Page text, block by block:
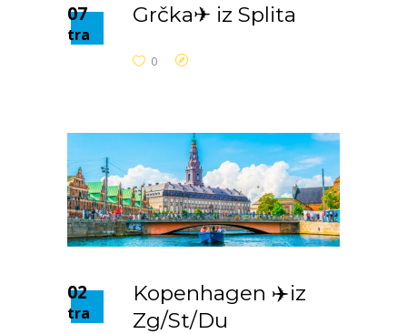
07
tra
Grčka✈ iz Splita
0
02
tra
Kopenhagen ✈️iz
Zg/St/Du